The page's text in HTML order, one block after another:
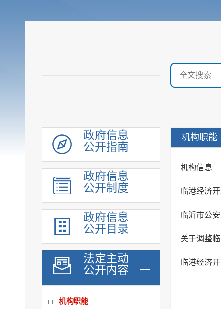
政府信息
公开指南
政府信息
公开制度
政府信息
公开目录
法定主动
公开内容
机构职能
机构职能
机构信息
临港经济
临沂市公
关于调整
临港经济